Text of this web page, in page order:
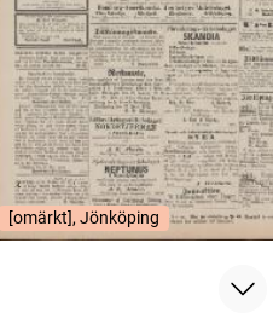
[omärkt], Jönköping